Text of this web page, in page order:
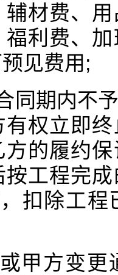
辅材费、
利费、
见费用;
同期内不
权立即
的履约
工程完
扣除工
甲方变更